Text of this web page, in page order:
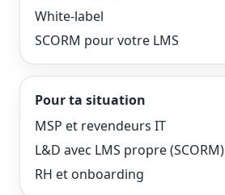
White-label
SCORM pour votre LMS
Pour ta situation
MSP et revendeurs IT
L&D avec LMS propre (SCORM)
RH et onboarding